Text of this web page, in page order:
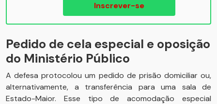
Inscrever-se
Pedido de cela especial e oposição
do Ministério Público
A defesa protocolou um pedido de prisão domiciliar ou,
alternativamente, a transferência para uma sala de
Estado-Maior. Esse tipo de acomodação especial